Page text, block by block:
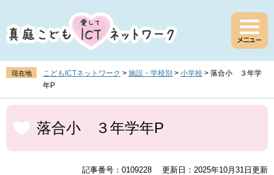
ジ
の
頭
す
。
ュ
ー
飛
し
て
へ
現在地 こどもICTネットワーク > 施設・学校別 > 小学校 > 落合小 ３年学
年P
本
文
落合小 ３年学年P
記事番号：0109228 更新日：2025年10月31日更新